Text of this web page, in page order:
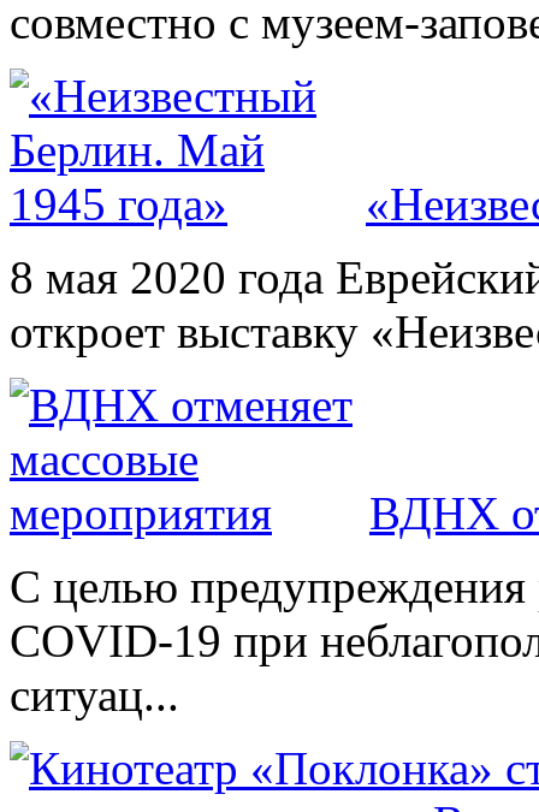
совместно с музеем-
8 мая 2020 года
откроет выставку
ВДНХ
С целью предупреждения
COVID-19 при
ситуац...